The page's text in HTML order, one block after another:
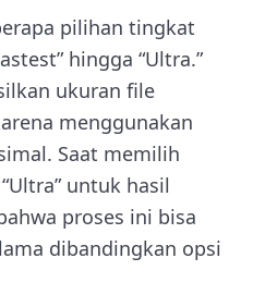
pilihan tingkat
hingga “Ultra.”
ukuran file
menggunakan
Saat memilih
untuk hasil
proses ini bisa
dibandingkan opsi